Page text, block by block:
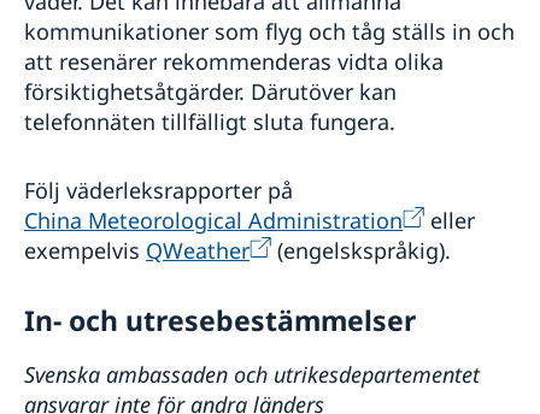
kommunikationer som flyg och tåg ställs in och
att resenärer rekommenderas vidta olika
försiktighetsåtgärder. Därutöver kan
telefonnäten tillfälligt sluta fungera.
Följ väderleksrapporter på
China Meteorological Administration
eller
exempelvis QWeather (engelskspråkig).
In- och utresebestämmelser
Svenska ambassaden och utrikesdepartementet
ansvarar inte för andra länders